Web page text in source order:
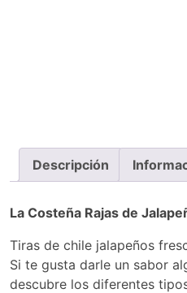
Descripción
La Costeña Rajas de
Tiras de chile jalapeños
Si te gusta darle un sabor
descubre los diferentes